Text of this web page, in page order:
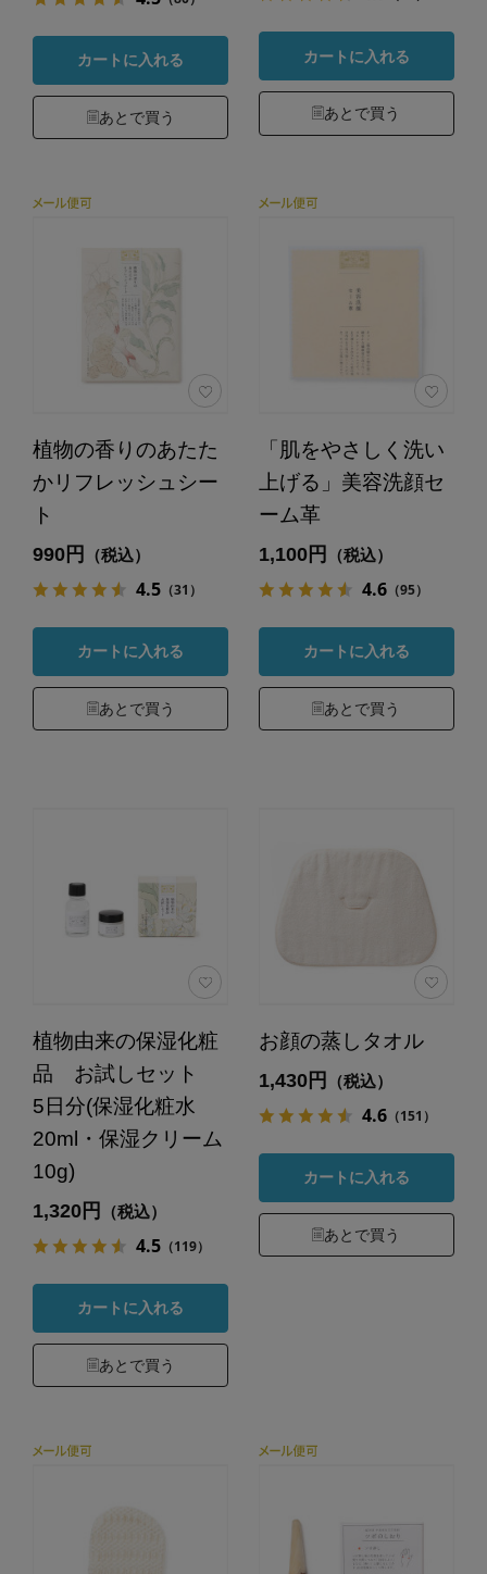
カートに入れる
あとで買う
カートに入れる
あとで買う
植物の香りのあたた
かリフレッシュシー
ト
990円 （税込）
4.5（31）
カートに入れる
あとで買う
「肌をやさしく洗い
上げる」美容洗顔セ
ーム革
1,100円 （税込）
4.6（95）
カートに入れる
あとで買う
植物由来の保湿化粧
品 お試しセット
5日分(保湿化粧水
20ml・保湿クリーム
10g)
1,320円 （税込）
4.5（119）
カートに入れる
あとで買う
お顔の蒸しタオル
1,430円 （税込）
4.6（151）
カートに入れる
あとで買う